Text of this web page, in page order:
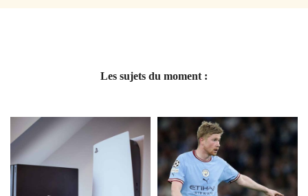
Les sujets du moment :